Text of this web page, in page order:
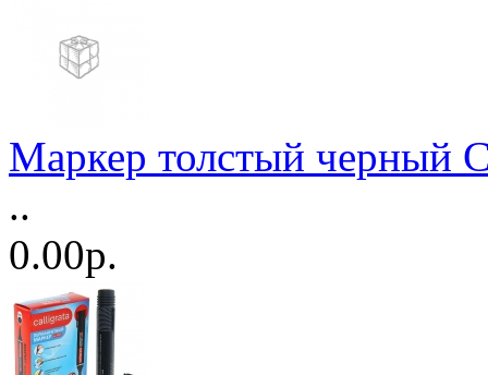
Маркер толстый черный
..
0.00р.